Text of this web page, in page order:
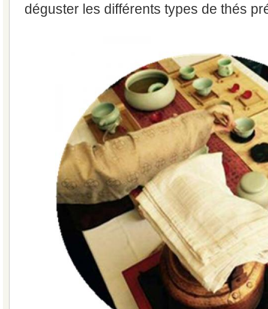
déguster les différents types de thés